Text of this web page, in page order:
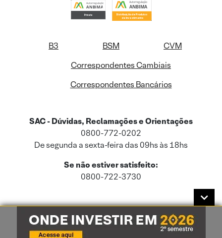
B3 BSM
CVM
Correspondentes Cambiais
Correspondentes Bancários
SAC - Dúvidas, Reclamações e Orientações
0800-772-0202
De segunda a sexta-feira das 09hs às 18hs
Se não estiver satisfeito:
0800-722-3730
Este site usa cookies e dados pessoais de acordo com a nossaPolítica de
Cookies
e a nossaPolítica de Privacidade.